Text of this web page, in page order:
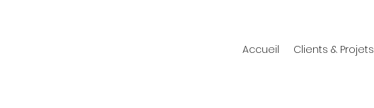
Accueil Clients & Projets